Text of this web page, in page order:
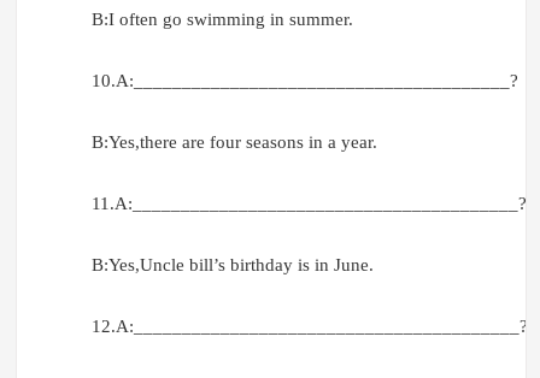
B:I often go swimming in summer.
10.A:_______________________________________?
B:Yes,there are four seasons in a year.
11.A:________________________________________?
B:Yes,Uncle bill’s birthday is in June.
12.A:________________________________________?